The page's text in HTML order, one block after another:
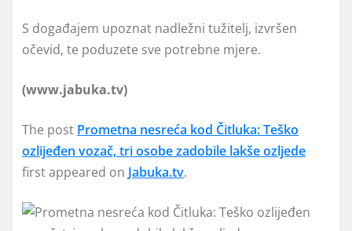
S događajem upoznat nadležni tužitelj, izvršen
očevid, te poduzete sve potrebne mjere.
(www.jabuka.tv)
The post Prometna nesreća kod Čitluka: Teško
ozlijeđen vozač, tri osobe zadobile lakše ozljede
first appeared on Jabuka.tv.